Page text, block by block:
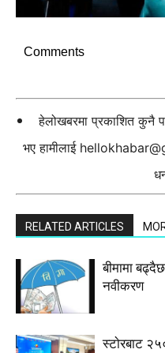
Comments
हेलोखबरमा प्रकाशित कुनै
भए हामीलाई
RELATED ARTICLES
बीमामा
नवीकरण
स्टाेरबाट